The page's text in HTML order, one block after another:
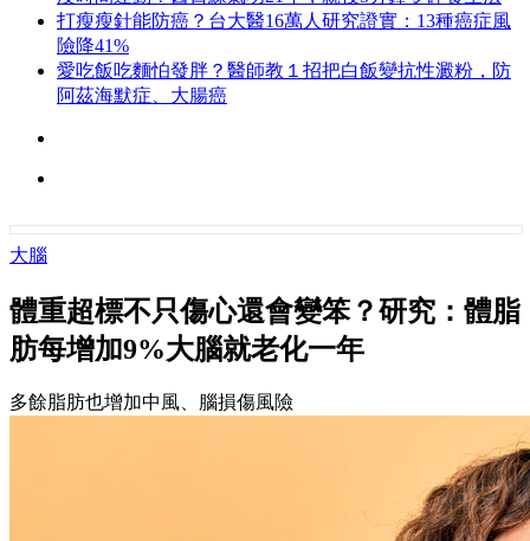
打瘦瘦針能防癌？台大醫16萬人研究證實：13種癌症風
險降41%
愛吃飯吃麵怕發胖？醫師教１招把白飯變抗性澱粉，防
阿茲海默症、大腸癌
大腦
體重超標不只傷心還會變笨？研究：體脂
肪每增加9%大腦就老化一年
多餘脂肪也增加中風、腦損傷風險